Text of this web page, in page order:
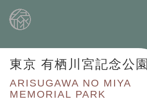
東京 有栖川宮記念公園
ARISUGAWA NO MIYA
MEMORIAL PARK